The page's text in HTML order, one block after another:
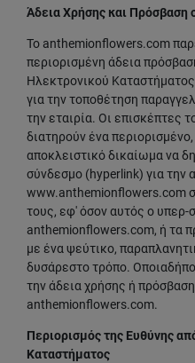
Άδεια Χρήσης και Πρόσβαση
Το anthemionflowers.com
περιορισμένη άδεια
Ηλεκτρονικού
για την τοποθέτηση
την εταιρία. Οι επισκέπτες
διατηρούν ένα
αποκλειστικό δικαίωμα να
σύνδεσμο (hyperlink) για την
www.anthemionflowers.com
τους, εφ' όσον αυτός ο υπερ-
anthemionflowers.com, ή τα
με ένα ψεύτικο,
δυσάρεστο τρόπο.
την άδεια χρήσης ή
anthemionflowers.com.
Περιορισμός της Ευθύνης
Καταστήματος